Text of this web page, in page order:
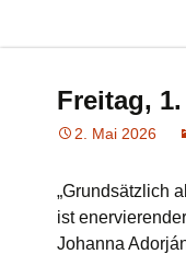
Freitag, 1.
2. Mai 2026
„Grundsätzlich
ist
Johanna